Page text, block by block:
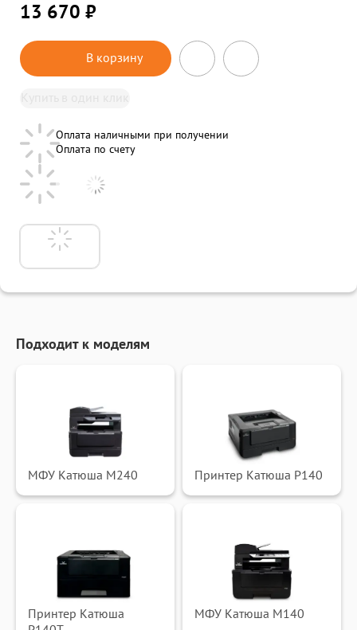
13 670 ₽
В корзину
Оплата наличными при получении
Оплата по счету
Подходит к моделям
МФУ Катюша M240 Принтер Катюша P140
Принтер Катюша
МФУ Катюша M140